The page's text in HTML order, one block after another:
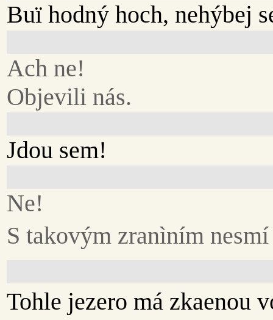
Buï hodný hoch, nehýbej
Ach ne!
Objevili nás.
Jdou sem!
Ne!
S takovým zranìním
Tohle jezero má zkaenou